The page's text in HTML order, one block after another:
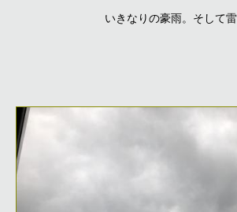
いきなりの豪雨。そして雷